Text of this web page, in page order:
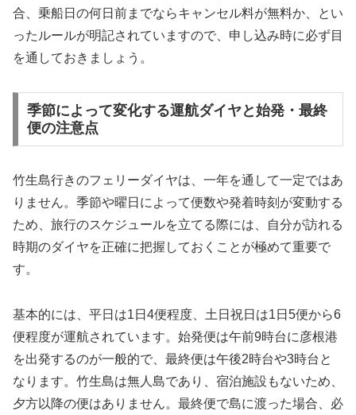
合、乗船日の何日前までならキャンセル料が無料か、とい
ったルールが明記されていますので、申し込み時に必ず目
を通しておきましょう。
季節によって変化する運航ダイヤと始発・最終
便の注意点
竹生島行きのフェリーダイヤは、一年を通して一定ではあ
りません。季節や曜日によって便数や発着時刻が変動する
ため、旅行のスケジュールを立てる際には、自分が訪れる
時期のダイヤを正確に把握しておくことが極めて重要で
す。
基本的には、平日は1日4便程度、土日祝日は1日5便から6
便程度が運航されています。始発便は午前9時台に彦根港
を出発するのが一般的で、最終便は午後2時台や3時台と
なります。竹生島は無人島であり、宿泊施設もないため、
夕方以降の便はありません。最終便で島に渡った場合、必